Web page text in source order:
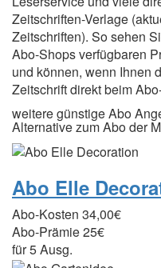
Zeitschriften-Verlage
Zeitschriften). So sehen
Abo-Shops verfügbaren
und können, wenn Ihnen
Zeitschrift direkt beim
weitere günstige Abo
Alternative zum Abo der
Abo Elle
Abo-Kosten 34,00€
Abo-Prämie25€
für 5 Ausg.